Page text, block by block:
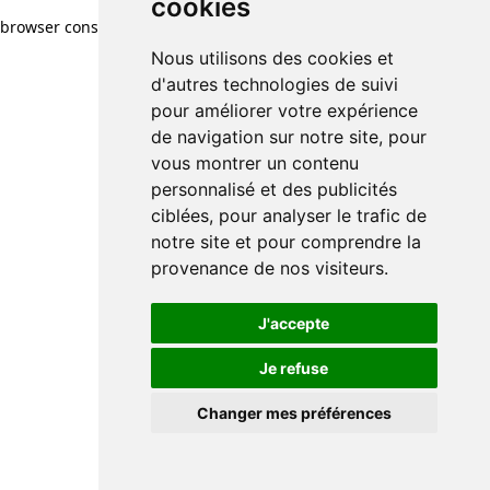
cookies
Nous utilisons des cookies et
d'autres technologies de suivi
pour améliorer votre expérience
de navigation sur notre site, pour
vous montrer un contenu
personnalisé et des publicités
ciblées, pour analyser le trafic de
notre site et pour comprendre la
provenance de nos visiteurs.
J'accepte
Je refuse
Changer mes préférences
browser console for more information)